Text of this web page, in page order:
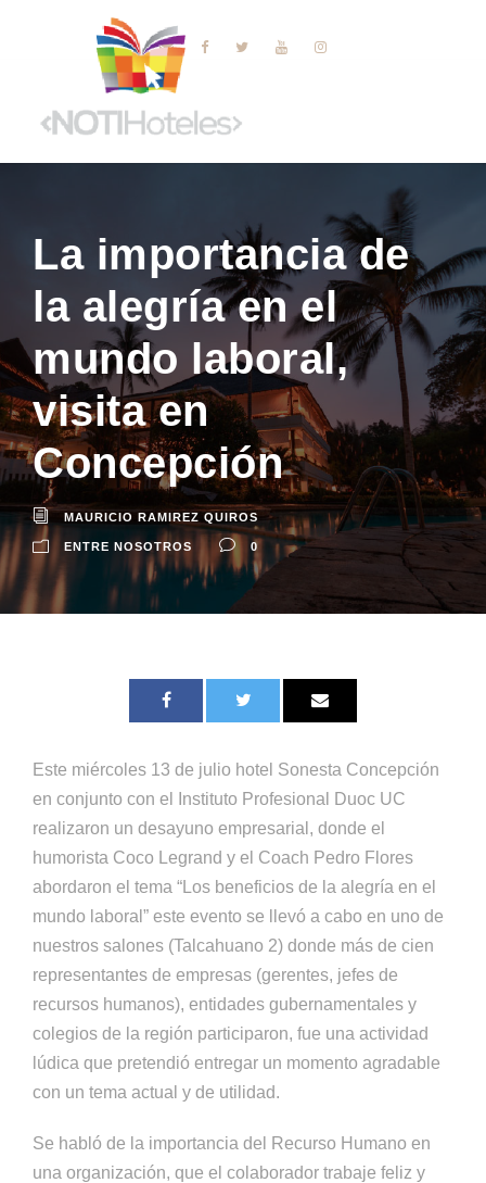
La importancia de
la alegría en el
mundo laboral,
visita en
Concepción
MAURICIO RAMIREZ QUIROS
ENTRE NOSOTROS 0
Este miércoles 13 de julio hotel Sonesta Concepción
en conjunto con el Instituto Profesional Duoc UC
realizaron un desayuno empresarial, donde el
humorista Coco Legrand y el Coach Pedro Flores
abordaron el tema “Los beneficios de la alegría en el
mundo laboral” este evento se llevó a cabo en uno de
nuestros salones (Talcahuano 2) donde más de cien
representantes de empresas (gerentes, jefes de
recursos humanos), entidades gubernamentales y
colegios de la región participaron, fue una actividad
lúdica que pretendió entregar un momento agradable
con un tema actual y de utilidad.
Se habló de la importancia del Recurso Humano en
una organización, que el colaborador trabaje feliz y